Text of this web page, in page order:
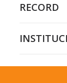
RECORD